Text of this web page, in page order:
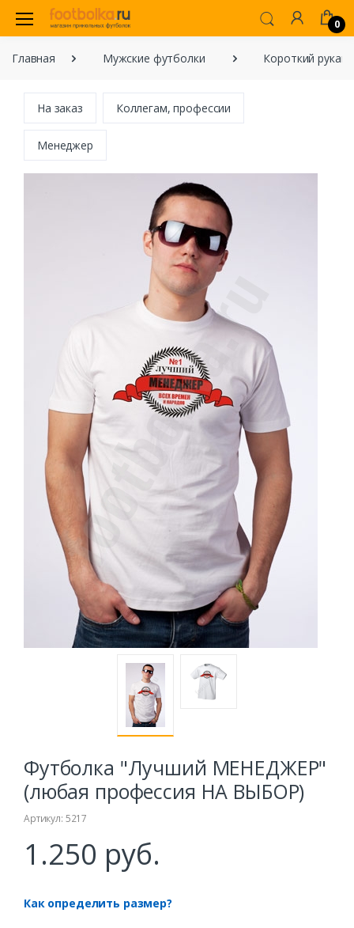
0
Главная Мужские футболки Короткий рукав
На заказ Коллегам, профессии
Менеджер
Футболка "Лучший МЕНЕДЖЕР"
(любая профессия НА ВЫБОР)
Артикул: 5217
1.250 руб.
Как определить размер?